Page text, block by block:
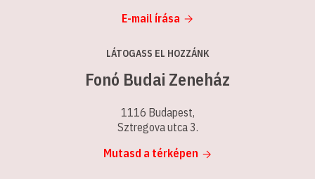
E-mail írása
LÁTOGASS EL HOZZÁNK
Fonó Budai Zeneház
1116 Budapest,
Sztregova utca 3.
Mutasd a térképen